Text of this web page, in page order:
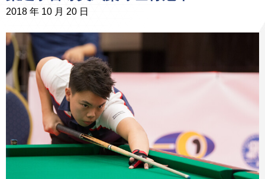
2018 年 10 月 20 日